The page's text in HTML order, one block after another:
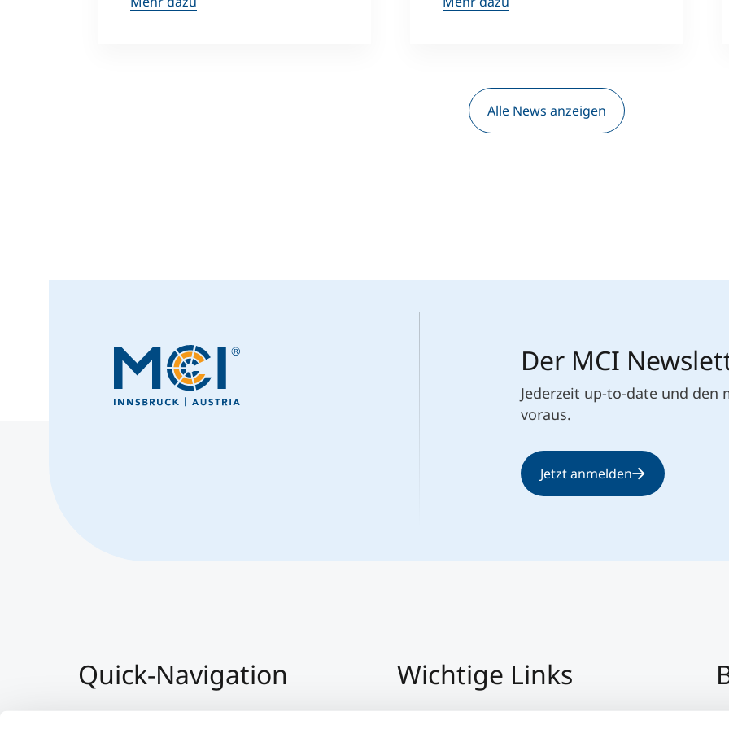
Alle News anzeigen
Der MCI
Jederzeit up-to-date und den
voraus.
Jetzt anmelden
Quick-Navigation Wichtige Links